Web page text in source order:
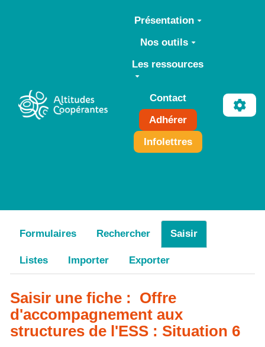
Aller au contenu principal
Présentation
Nos outils
Les ressources
Contact
Adhérer
Infolettres
Formulaires Rechercher Saisir
Listes Importer Exporter
Saisir une fiche : Offre
d'accompagnement aux
structures de l'ESS : Situation 6